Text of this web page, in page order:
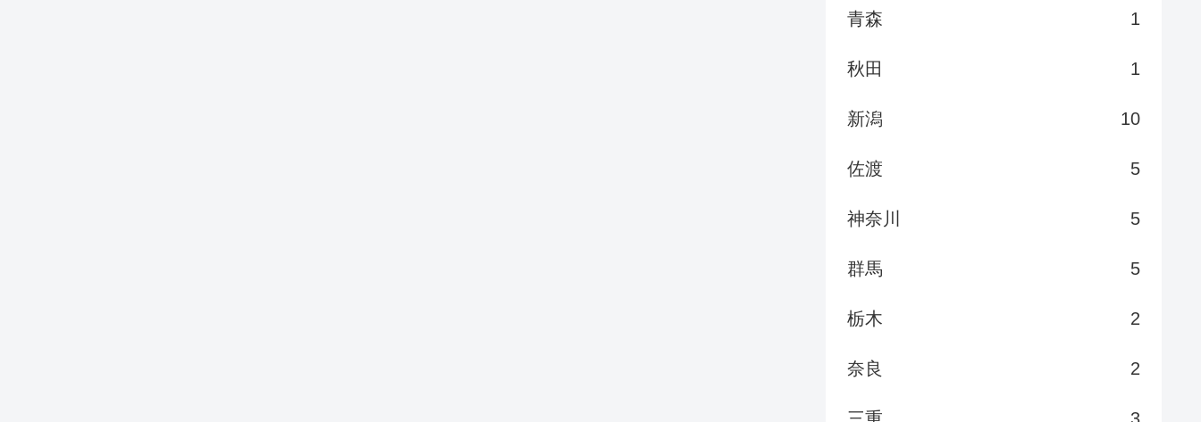
青森 1
秋田 1
新潟 10
佐渡 5
神奈川 5
群馬 5
栃木 2
奈良 2